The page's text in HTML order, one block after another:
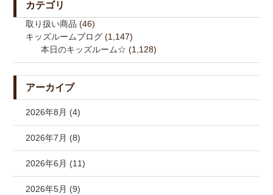
カテゴリ
取り扱い商品 (46)
キッズルームブログ (1,147)
本日のキッズルーム☆ (1,128)
アーカイブ
2026年8月 (4)
2026年7月 (8)
2026年6月 (11)
2026年5月 (9)